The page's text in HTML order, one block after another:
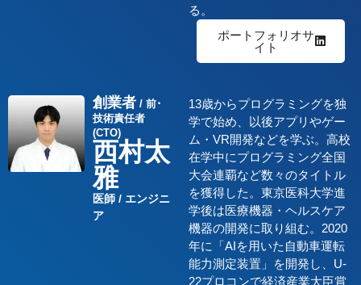
る。
ポートフォリオサ
イト
創業者 / 前･
技術責任者
(CTO)
西村太
雅
医師 / エンジニ
ア
13歳からプログラミングを独
学で始め、以後アプリやゲー
ム・VR開発などを学ぶ。高校
在学中にプログラミング全国
大会連覇など数々のタイトル
を獲得した。東京医科大学進
学後は医療機器・ヘルスケア
機器の開発に取り組む。2020
年に「AIを用いた自動車運転
能力測定装置」を開発し、U-
22プロコンで経済産業大臣賞